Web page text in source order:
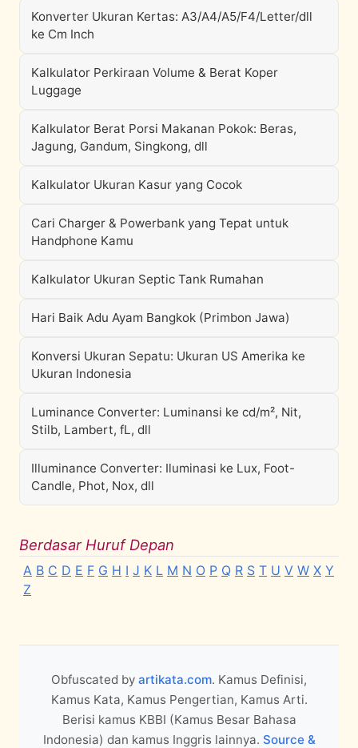
Konverter Ukuran Kertas: A3/A4/A5/F4/Letter/dll
ke Cm Inch
Kalkulator Perkiraan Volume & Berat Koper
Luggage
Kalkulator Berat Porsi Makanan Pokok: Beras,
Jagung, Gandum, Singkong, dll
Kalkulator Ukuran Kasur yang Cocok
Cari Charger & Powerbank yang Tepat untuk
Handphone Kamu
Kalkulator Ukuran Septic Tank Rumahan
Hari Baik Adu Ayam Bangkok (Primbon Jawa)
Konversi Ukuran Sepatu: Ukuran US Amerika ke
Ukuran Indonesia
Luminance Converter: Luminansi ke cd/m², Nit,
Stilb, Lambert, fL, dll
Illuminance Converter: Iluminasi ke Lux, Foot-
Candle, Phot, Nox, dll
Berdasar Huruf Depan
A B C D E F G H I J K L M N O P Q R S T U V W X Y
Z
Obfuscated by artikata.com. Kamus Definisi,
Kamus Kata, Kamus Pengertian, Kamus Arti.
Berisi kamus KBBI (Kamus Besar Bahasa
Indonesia) dan kamus Inggris lainnya. Source &